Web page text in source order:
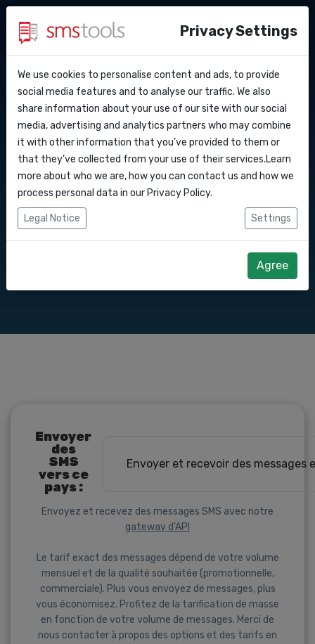
API Docs
Webhooks
Intégrations
Zapier
Pourquoi smstools ?
Blog
Service level agreement
Contact
Demander une offre
SMS gateway API
Envoyez / recevez des messages SMS via
notre SMS gateway
Envoyer
des
SMS
vers ce
pays :
Envoyer et recevoir des messages
Envoyez et recevez des messages SMS avec notre
gateway d’API
Le tarif exact des messages dépend de votre volume
mensuel et de la qualité souhaitée (promotionnelle,
commerciale). Plus vous envoyez de messages, plus
vous économisez. Profitez de la tarification de masse
en fonction de votre volume de messages. Merci de
nous contacter à propos des options et des tarifs en
Privacy Settings
We use cookies to personalise content and ads, to provide
social media features and to analyse our traffic. We also
share information about your use of our site with our social
media, advertising and analytics partners who may combine
it with other information that you’ve provided to them or
that they’ve collected from your use of their services.Learn
more about who we are, how you can contact us and how we
process personal data in our Privacy Policy.
Legal Notice Settings
Agree